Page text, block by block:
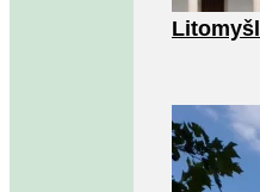
Litomyšl